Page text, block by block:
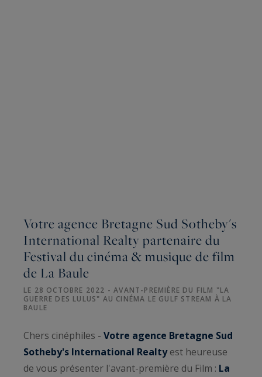
Votre agence Bretagne Sud Sotheby's
International Realty partenaire du
Festival du cinéma & musique de film
de La Baule
LE 28 OCTOBRE 2022 - AVANT-PREMIÈRE DU FILM "LA
GUERRE DES LULUS" AU CINÉMA LE GULF STREAM À LA
BAULE
Chers cinéphiles - Votre agence Bretagne Sud
Sotheby's International Realtyest heureuse
de vous présenter l'avant-première du Film : La